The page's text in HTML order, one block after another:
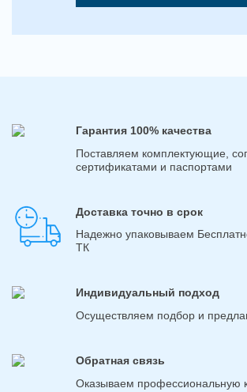
Гарантия 100% качества
Поставляем комплектующие,
сертификатами и паспортами
Доставка точно в срок
Надежно упаковываем
ТК
Индивидуальный подход
Осуществляем подбор и
Обратная связь
Оказываем профессиональную